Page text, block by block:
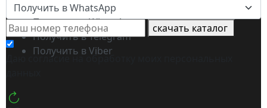
Получить в WhatsApp
Получить в WhatsApp
Получить в Telegram
Получить в Viber
скачать каталог
Даю согласие на обработку моих